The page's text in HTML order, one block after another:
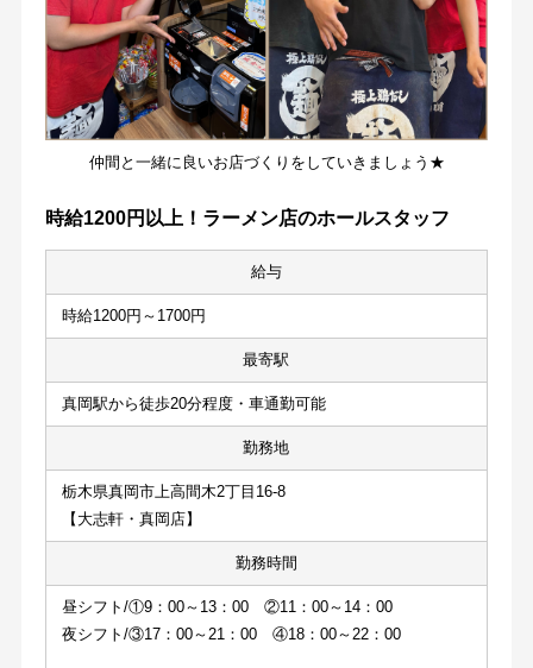
仲間と一緒に良いお店づくりをしていきましょう★
時給1200円以上！ラーメン店のホールスタッフ
給与
時給1200円～1700円
最寄駅
真岡駅から徒歩20分程度・車通勤可能
勤務地
栃木県真岡市上高間木2丁目16-8
【大志軒・真岡店】
勤務時間
昼シフト/①9：00～13：00　②11：00～14：00
夜シフト/③17：00～21：00　④18：00～22：00